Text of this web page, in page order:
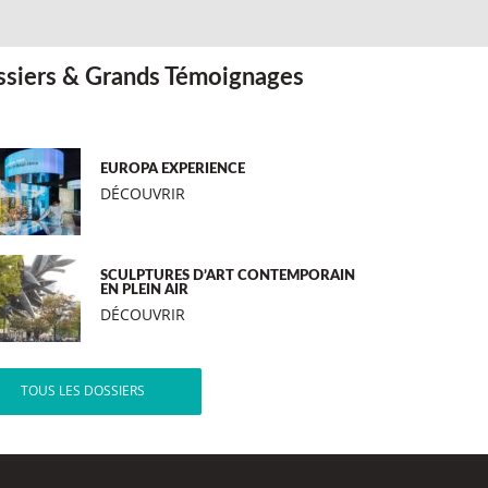
& Grands Témoignages
EUROPA EXPERIENCE
DÉCOUVRIR
SCULPTURES D’ART CONTEMPORAIN
EN PLEIN AIR
DÉCOUVRIR
TOUS LES DOSSIERS